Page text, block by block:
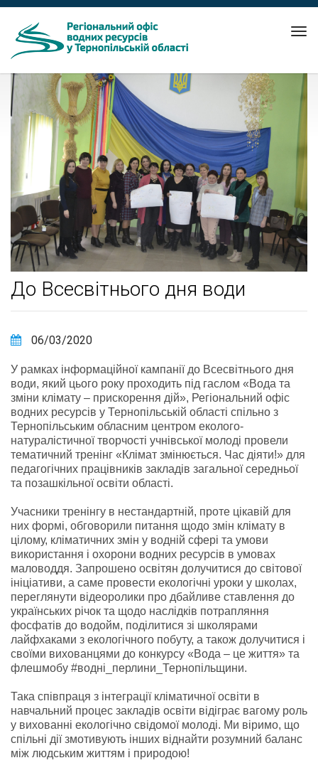
До Всесвітнього дня води
06/03/2020
У рамках інформаційної кампанії до Всесвітнього дня
води, який цього року проходить під гаслом «Вода та
зміни клімату – прискорення дій», Регіональний офіс
водних ресурсів у Тернопільській області спільно з
Тернопільським обласним центром еколого-
натуралістичної творчості учнівської молоді провели
тематичний тренінг «Клімат змінюється. Час діяти!» для
педагогічних працівників закладів загальної середньої
та позашкільної освіти області.
Учасники тренінгу в нестандартній, проте цікавій для
них формі, обговорили питання щодо змін клімату в
цілому, кліматичних змін у водній сфері та умови
використання і охорони водних ресурсів в умовах
маловоддя. Запрошено освітян долучитися до світової
ініціативи, а саме провести екологічні уроки у школах,
переглянути відеоролики про дбайливе ставлення до
українських річок та щодо наслідків потрапляння
фосфатів до водойм, поділитися зі школярами
лайфхаками з екологічного побуту, а також долучитися і
своїми вихованцями до конкурсу «Вода – це життя» та
флешмобу #водні_перлини_Тернопільщини.
Така співпраця з інтеграції кліматичної освіти в
навчальний процес закладів освіти відіграє вагому роль
у вихованні екологічно свідомої молоді. Ми віримо, що
спільні дії змотивують інших віднайти розумний баланс
між людським життям і природою!